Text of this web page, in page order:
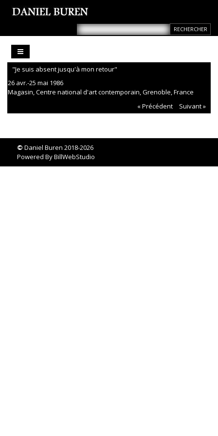
"Je suis absent jusqu'à mon retour"
26 avr.-25 mai 1986
Magasin, Centre national d'art contemporain, Grenoble, France
« Précédent
Suivant »
© Daniel Buren 2018-2026
Powered ByBillWebStudio